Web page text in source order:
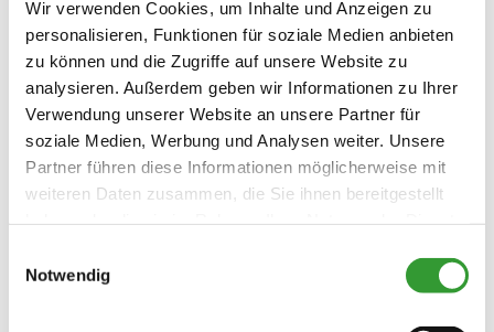
Wir verwenden Cookies, um Inhalte und Anzeigen zu
personalisieren, Funktionen für soziale Medien anbieten
zu können und die Zugriffe auf unsere Website zu
analysieren. Außerdem geben wir Informationen zu Ihrer
Verwendung unserer Website an unsere Partner für
soziale Medien, Werbung und Analysen weiter. Unsere
Partner führen diese Informationen möglicherweise mit
weiteren Daten zusammen, die Sie ihnen bereitgestellt
Notwendig